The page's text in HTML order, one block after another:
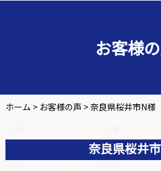
お客様
ホーム > お客様の声 >奈良県桜井市N様
奈良県桜井